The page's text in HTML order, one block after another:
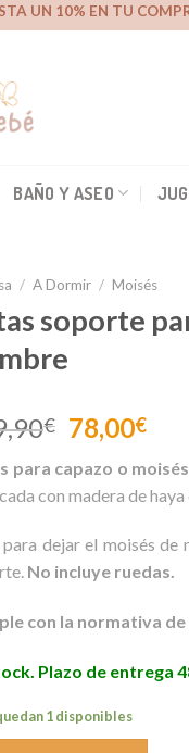
UN 10% EN TU
BAÑO Y ASEO
/ A Dormir / Moisés
soporte
€ El
precio
original
era:
78,00€El
es:
para capazo o
con madera de
para dejar el moisés
No incluye ruedas.
con la normativa
Plazo de entrega
1 disponibles